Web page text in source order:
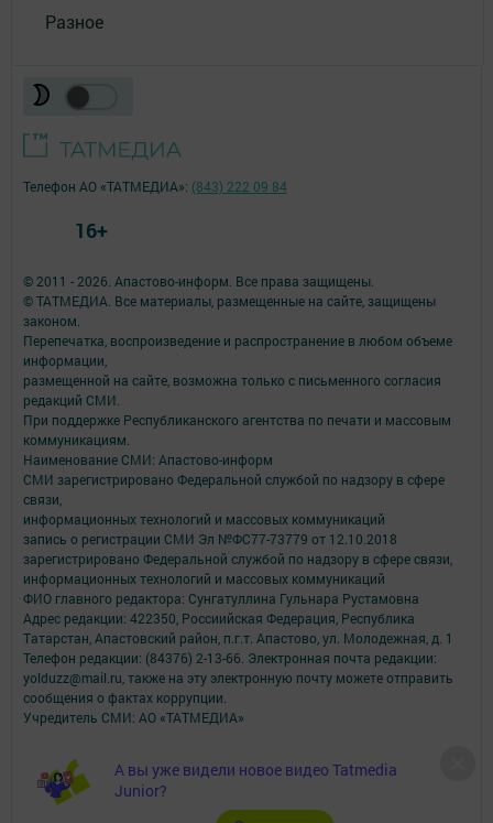
Разное
А вы уже видели новое видео Tatmedia
Junior?
© 2011 - 2026. Апастово-информ. Все права защищены.
© ТАТМЕДИА. Все материалы, размещенные на сайте, защищены
законом.
Перепечатка, воспроизведение и распространение в любом объеме
информации,
размещенной на сайте, возможна только с письменного согласия
редакций СМИ.
При поддержке Республиканского агентства по печати и массовым
коммуникациям.
Наименование СМИ: Апастово-информ
СМИ зарегистрировано Федеральной службой по надзору в сфере
связи,
информационных технологий и массовых коммуникаций
запись о регистрации СМИ Эл №ФС77-73779 от 12.10.2018
зарегистрировано Федеральной службой по надзору в сфере связи,
информационных технологий и массовых коммуникаций
ФИО главного редактора: Сунгатуллина Гульнара Рустамовна
Адрес редакции: 422350, Россиийская Федерация, Республика
Татарстан, Апастовский район, п.г.т. Апастово, ул. Молодежная, д. 1
Телефон редакции: (84376) 2-13-66. Электронная почта редакции:
yolduzz@mail.ru, также на эту электронную почту можете отправить
сообщения о фактах коррупции.
Учредитель СМИ: АО «ТАТМЕДИА»
Антикоррупционная политика
АО «ТАТМЕДИА» использует «cookie»для персонализации сервисов и
удобства пользователей сайтом.
Использование «cookie» можно отменить в настройках браузера.
Телефон АО «ТАТМЕДИА»: (843) 222 09 84
16+